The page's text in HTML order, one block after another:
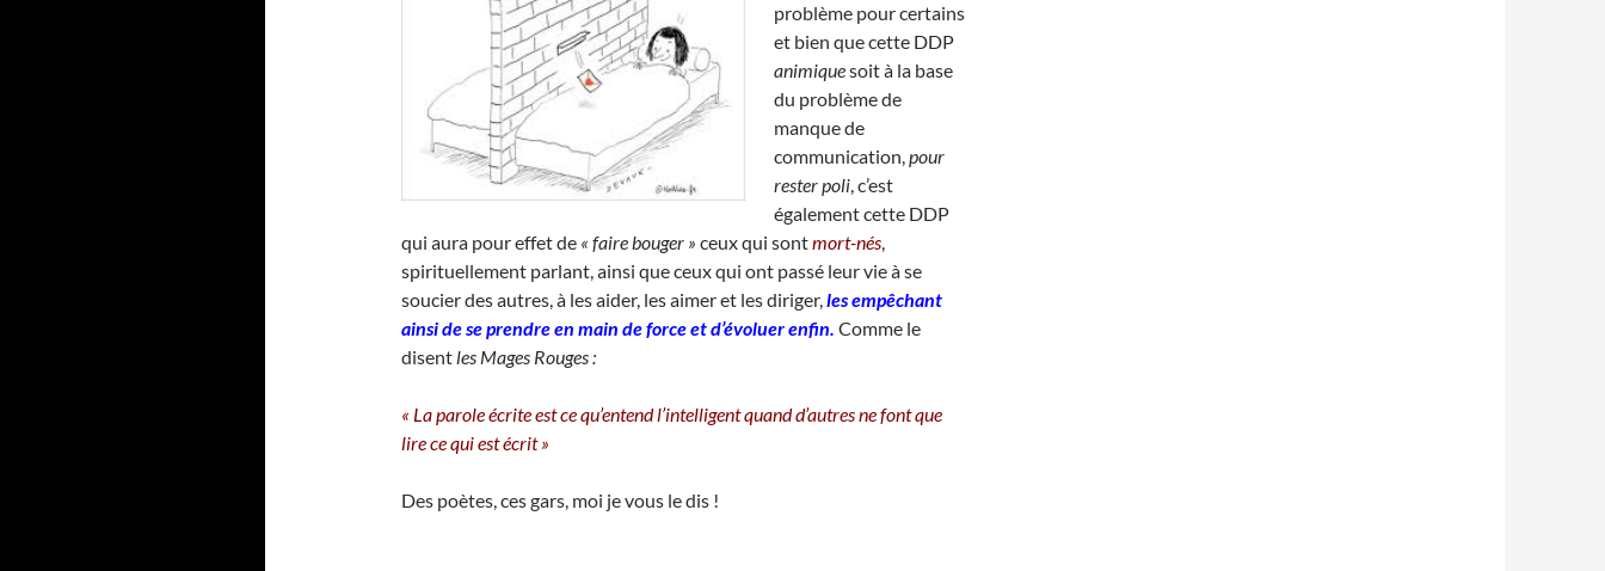
problème pour certains
et bien que cette DDP
animiquesoit à la base
du problème de
manque de
communication,pour
rester poli, c’est
également cette DDP
qui aura pour effet de « faire bouger » ceux qui sontmort-nés,
spirituellement parlant, ainsi que ceux qui ont passé leur vie à se
soucier des autres, à les aider, les aimer et les diriger,les empêchant
ainsi de se prendre en main de force et d’évoluer enfin. Comme le
disent les Mages Rouges :
« La parole écrite est ce qu’entend l’intelligent quand d’autres ne font que
lire ce qui est écrit »
Des poètes, ces gars, moi je vous le dis !